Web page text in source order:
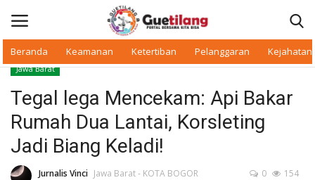
Beranda Keamanan Ketertiban Pelanggaran Kejahatan
Beranda
Jawa Barat
Tegal lega Mencekam: Api Bakar
Rumah Dua Lantai, Korsleting
Jadi Biang Keladi!
Jurnalis Vinci Jawa Barat - KOTA BOGOR
0 154